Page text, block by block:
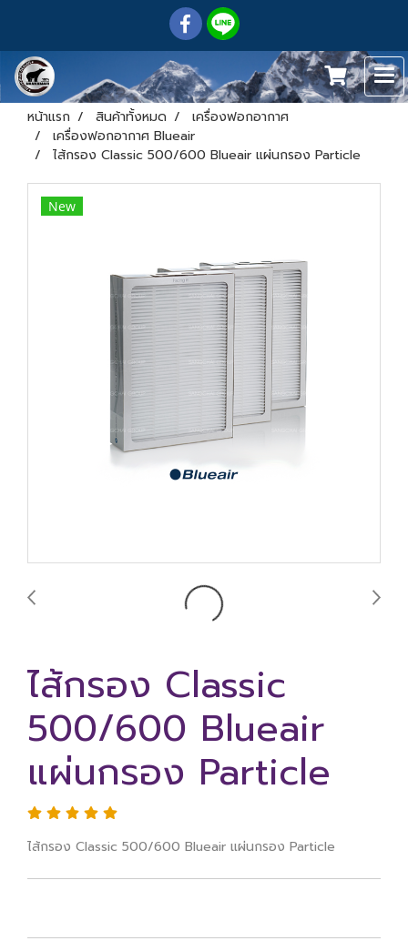
หน้าแรก สินค้าทั้งหมด
เครื่องฟอกอากาศ
เครื่องฟอกอากาศ Blueair
ไส้กรอง Classic 500/600 Blueair แผ่นกรอง Particle
New
ไส้กรอง Classic
500/600 Blueair
แผ่นกรอง Particle
ไส้กรอง Classic 500/600 Blueair แผ่นกรอง Particle